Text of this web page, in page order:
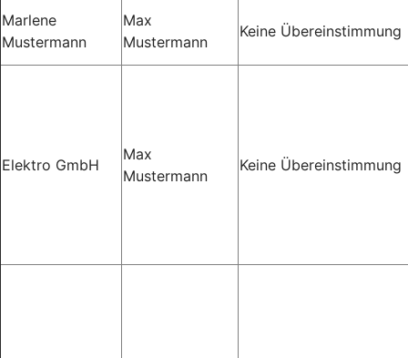
Marlene
Mustermann
Max
Mustermann
Keine Übereinstimmung
Elektro GmbH
Max
Mustermann
Keine Übereinstimmung